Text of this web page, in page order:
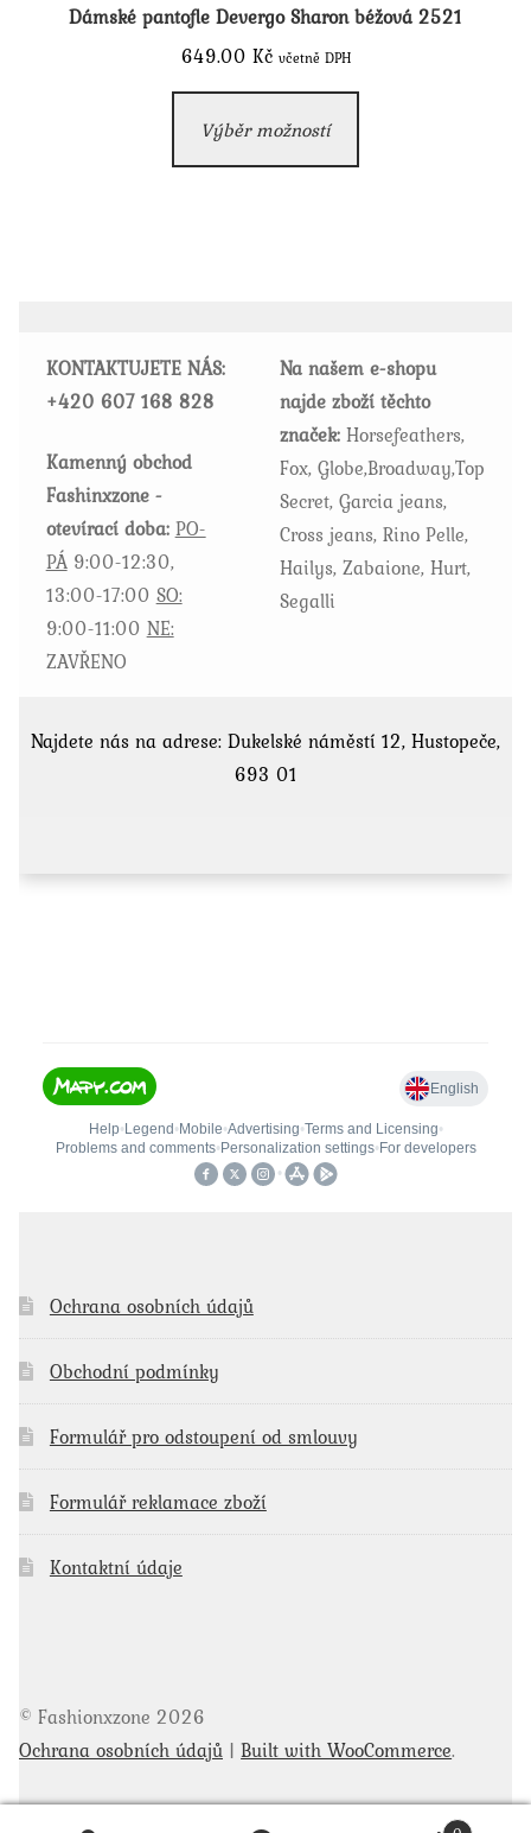
Dámské pantofle Devergo Sharon béžová 2521
649.00 Kč včetně DPH
Výběr možností
má
na
stránce
produktu
KONTAKTUJETE NÁS:
+420 607 168 828
Kamenný obchod
Fashinxzone -
otevírací doba: PO-
PÁ9:00-12:30,
13:00-17:00 SO:
9:00-11:00 NE:
ZAVŘENO
Na našem e-shopu
najde zboží těchto
značek: Horsefeathers,
Fox, Globe,Broadway,Top
Secret, Garcia jeans,
Cross jeans, Rino Pelle,
Hailys, Zabaione, Hurt,
Segalli
Najdete nás na adrese: Dukelské náměstí 12, Hustopeče,
693 01
Ochrana osobních údajů
Obchodní podmínky
Formulář pro odstoupení od smlouvy
Formulář reklamace zboží
Kontaktní údaje
© Fashionxzone 2026
Ochrana osobních údajů
Built with WooCommerce.